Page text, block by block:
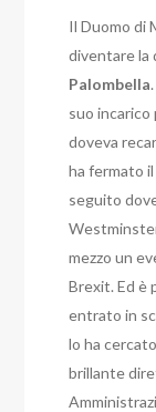
Il Duomo di
diventare la
Palombella.
suo incarico
doveva
ha fermato
seguito
mezzo un
Brexit.Ed è
entrato in
lo ha
brillante